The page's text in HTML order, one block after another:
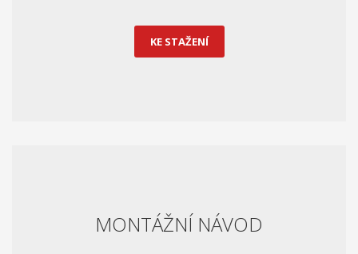
KE STAŽENÍ
MONTÁŽNÍ NÁVOD